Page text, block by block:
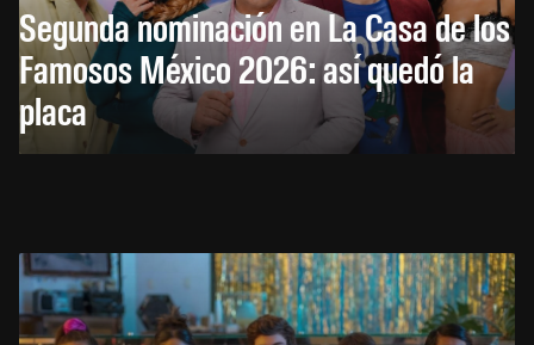
Segunda nominación en La Casa de los
Famosos México 2026: así quedó la
placa